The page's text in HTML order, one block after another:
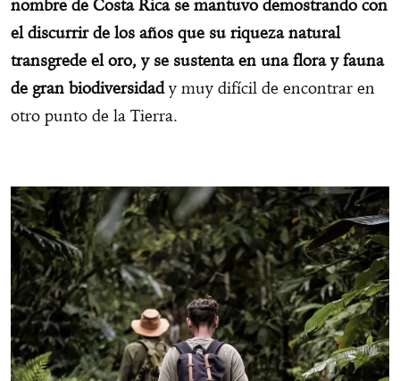
nombre de Costa Rica se mantuvo demostrando con
el discurrir de los años que su riqueza natural
transgrede el oro, y se sustenta en una flora y fauna
de gran biodiversidady muy difícil de encontrar en
otro punto de la Tierra.